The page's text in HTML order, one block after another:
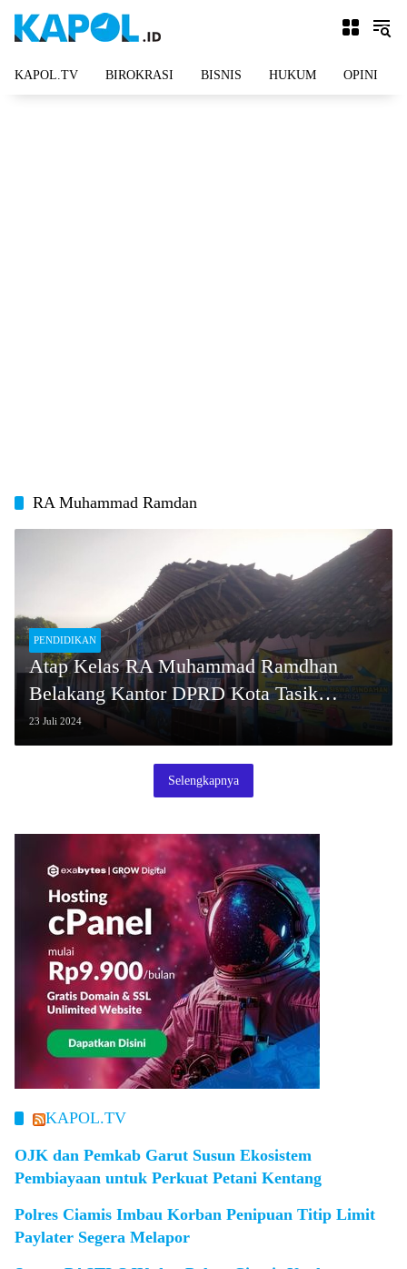
KAPOL.TV BIROKRASI BISNIS HUKUM OPINI
RA Muhammad Ramdan
PENDIDIKAN
Atap Kelas RA Muhammad Ramdhan
Belakang Kantor DPRD Kota Tasik
Ambruk
23 Juli 2024
Selengkapnya
KAPOL.TV
OJK dan Pemkab Garut Susun Ekosistem
Pembiayaan untuk Perkuat Petani Kentang
Polres Ciamis Imbau Korban Penipuan Titip Limit
Paylater Segera Melapor